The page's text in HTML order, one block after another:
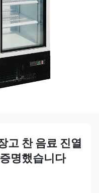
고 찬 음료 진열
명했습니다